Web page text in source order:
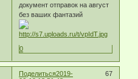
документ отправок на август
без ваших фантазий
0
Поделиться 67
2019-